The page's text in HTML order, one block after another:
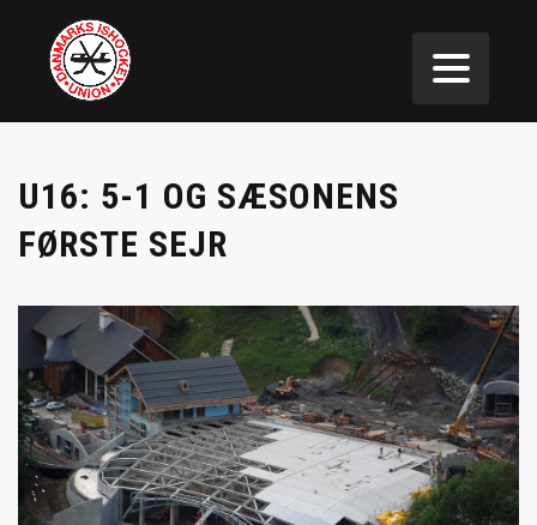
U16: 5-1 OG SÆSONENS
FØRSTE SEJR